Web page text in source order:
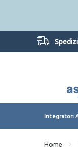
Integratori
Home